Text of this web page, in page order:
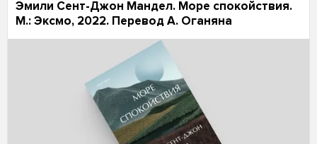
Эмили Сент-Джон Мандел. Море спокойствия.
М.: Эксмо, 2022. Перевод А. Оганяна